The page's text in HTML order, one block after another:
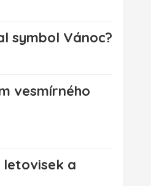
symbol Vánoc?
vesmírného
a